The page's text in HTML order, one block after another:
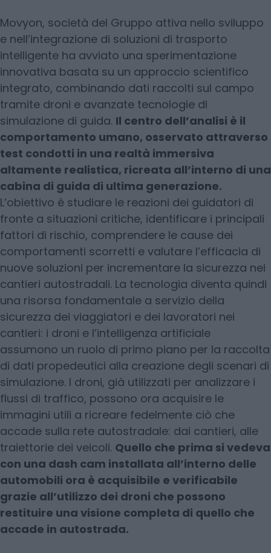
Movyon, società del Gruppo attiva nello sviluppo
e nell’integrazione di soluzioni di trasporto
intelligente ha avviato una sperimentazione
innovativa basata su un approccio scientifico
integrato, combinando dati raccolti sul campo
tramite droni e avanzate tecnologie di
simulazione di guida. Il centro dell’analisi è il
comportamento umano, osservato attraverso
test condotti in una realtà immersiva
altamente realistica, ricreata all’interno di una
cabina di guida di ultima generazione.
L’obiettivo è studiare le reazioni dei guidatori di
fronte a situazioni critiche, identificare i principali
fattori di rischio, comprendere le cause dei
comportamenti scorretti e valutare l’efficacia di
nuove soluzioni per incrementare la sicurezza nei
cantieri autostradali. La tecnologia diventa quindi
una risorsa fondamentale a servizio della
sicurezza dei viaggiatori e dei lavoratori nei
cantieri: i droni e l’intelligenza artificiale
assumono un ruolo di primo piano per la raccolta
di dati propedeutici alla creazione degli scenari di
simulazione. I droni, già utilizzati per analizzare i
flussi di traffico, possono ora acquisire le
immagini utili a ricreare fedelmente ciò che
accade sulla rete autostradale: dai cantieri, alle
traiettorie dei veicoli. Quello che prima si vedeva
con una dash cam installata all’interno delle
automobili ora è acquisibile e verificabile
grazie all’utilizzo dei droni che possono
restituire una visione completa di quello che
accade in autostrada.